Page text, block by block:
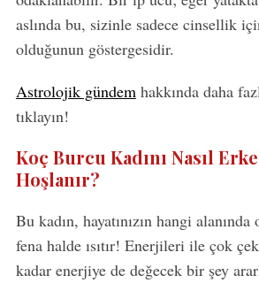
aslında bu, sizinle sadece cinsellik
olduğunun göstergesidir.
Astrolojik gündemhakkında daha
tıklayın!
Koç Burcu Kadını Nasıl
Hoşlanır?
Bu kadın, hayatınızın hangi
fena halde ısıtır! Enerjileri ile çok
kadar enerjiye de değecek bir şey